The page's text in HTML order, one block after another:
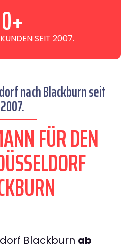
SEIT 2007.
0+
nach Blackburn seit
2007.
FÜR DEN
Blackburn ab